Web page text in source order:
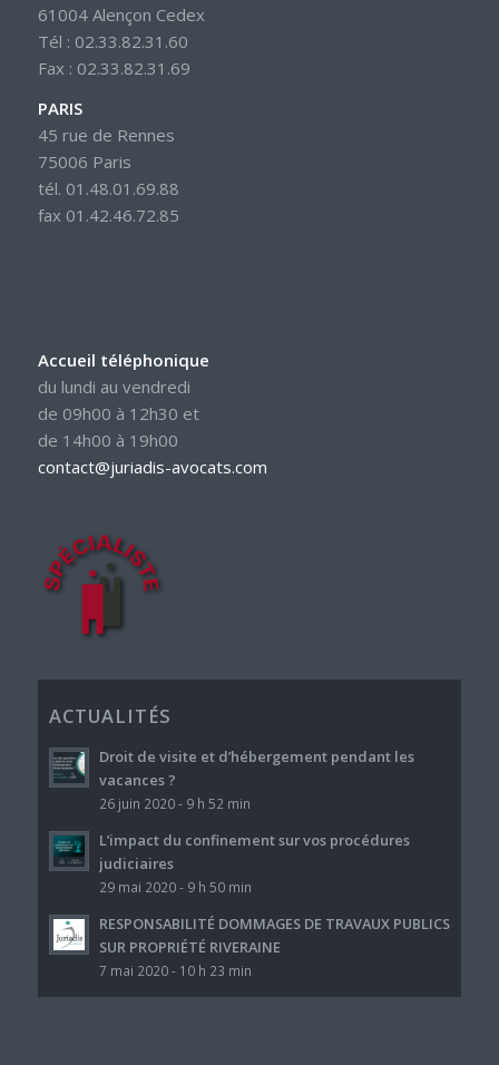
61004 Alençon Cedex
Tél : 02.33.82.31.60
Fax : 02.33.82.31.69
PARIS
45 rue de Rennes
75006 Paris
tél. 01.48.01.69.88
fax 01.42.46.72.85
Accueil téléphonique
du lundi au vendredi
de 09h00 à 12h30 et
de 14h00 à 19h00
contact@juriadis-avocats.com
ACTUALITÉS
Droit de visite et d’hébergement pendant les
vacances ?
26 juin 2020 - 9 h 52 min
L’impact du confinement sur vos procédures
judiciaires
29 mai 2020 - 9 h 50 min
RESPONSABILITÉ DOMMAGES DE TRAVAUX PUBLICS
SUR PROPRIÉTÉ RIVERAINE
7 mai 2020 - 10 h 23 min